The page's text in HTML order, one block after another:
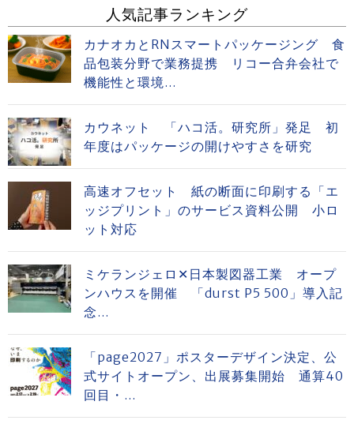
人気記事ランキング
カナオカとRNスマートパッケージング 食
品包装分野で業務提携 リコー合弁会社で
機能性と環境...
カウネット 「ハコ活。研究所」発足 初
年度はパッケージの開けやすさを研究
高速オフセット 紙の断面に印刷する「エ
ッジプリント」のサービス資料公開 小ロ
ット対応
ミケランジェロ✕日本製図器工業 オープ
ンハウスを開催 「durst P5 500」導入記
念...
「page2027」ポスターデザイン決定、公
式サイトオープン、出展募集開始 通算40
回目・...